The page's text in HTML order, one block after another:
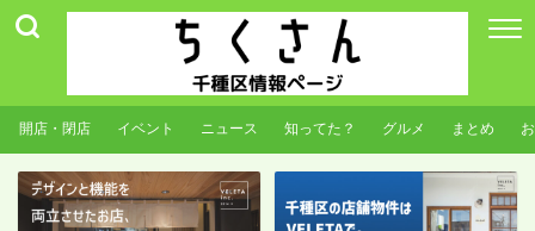
開店・閉店 イベント ニュース 知ってた？ グルメ まとめ